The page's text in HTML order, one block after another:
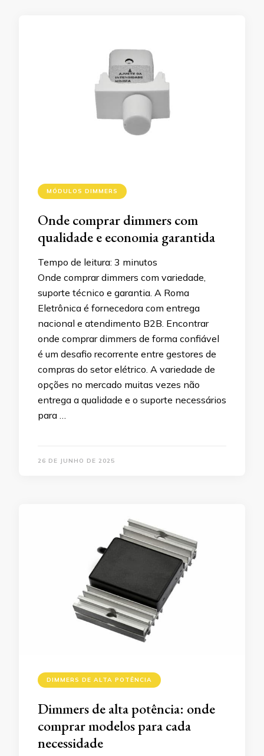
MÓDULOS DIMMERS
Onde comprar dimmers com
qualidade e economia garantida
Tempo de leitura: 3 minutos
Onde comprar dimmers com variedade,
suporte técnico e garantia. A Roma
Eletrônica é fornecedora com entrega
nacional e atendimento B2B. Encontrar
onde comprar dimmers de forma confiável
é um desafio recorrente entre gestores de
compras do setor elétrico. A variedade de
opções no mercado muitas vezes não
entrega a qualidade e o suporte necessários
para …
26 DE JUNHO DE 2025
DIMMERS DE ALTA POTÊNCIA
Dimmers de alta potência: onde
comprar modelos para cada
necessidade